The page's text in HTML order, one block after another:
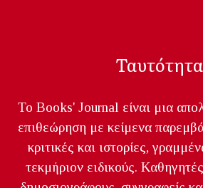
Ταυτότητα
Το Books' Journal είναι μια
επιθεώρηση με κείμενα
κριτικές και ιστορίες,
τεκμήριον ειδικούς.